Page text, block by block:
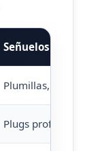
Señuelos
Plumillas, skirts
Plugs profundos,